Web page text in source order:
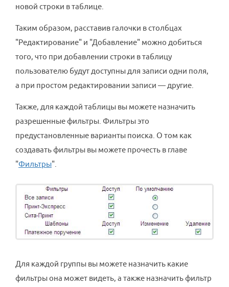
новой строки в таблице.
Таким образом, расставив галочки в столбцах
"Редактирование" и "Добавление" можно добиться
того, что при добавлении строки в таблицу
пользователю будут доступны для записи одни поля,
а при простом редактировании записи — другие.
Также, для каждой таблицы вы можете назначить
разрешенные фильтры. Фильтры это
предустановленные варианты поиска. О том как
создавать фильтры вы можете прочесть в главе
"Фильтры".
Для каждой группы вы можете назначить какие
фильтры она может видеть, а также назначить фильтр